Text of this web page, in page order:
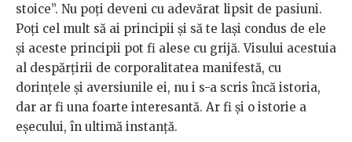
stoice”. Nu poți deveni cu adevărat lipsit de pasiuni.
Poți cel mult să ai principii și să te lași condus de ele
și aceste principii pot fi alese cu grijă. Visului acestuia
al despărțirii de corporalitatea manifestă, cu
dorințele și aversiunile ei, nu i s-a scris încă istoria,
dar ar fi una foarte interesantă. Ar fi și o istorie a
eșecului, în ultimă instanță.